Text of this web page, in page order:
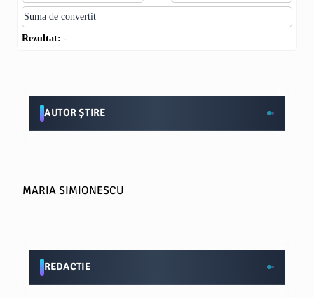
Rezultat: -
AUTOR ȘTIRE
MARIA SIMIONESCU
REDACTIE